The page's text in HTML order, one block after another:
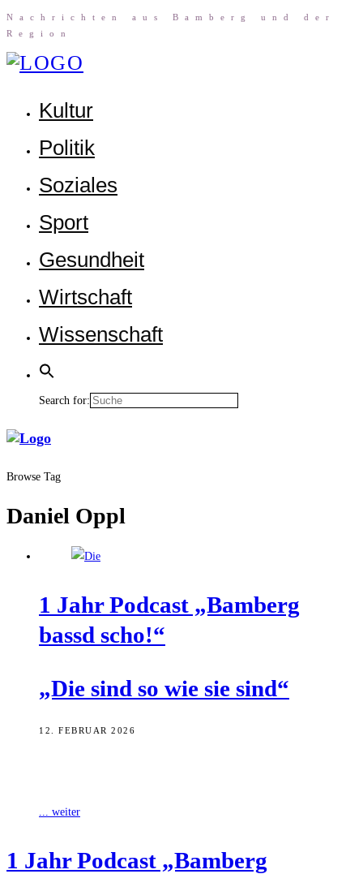
Nach­rich­ten aus Bam­berg und der
Region
Kul­tur
Poli­tik
Sozia­les
Sport
Gesund­heit
Wirt­schaft
Wis­sen­schaft
Search for:
Browse Tag
Daniel Oppl
1 Jahr Pod­cast „Bam­berg
bassd scho!“
„Die sind so wie sie sind“
12. FEBRUAR 2026
... weiter
1 Jahr Pod­cast „Bam­berg